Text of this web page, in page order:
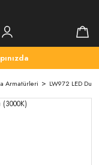
Armatürleri LW972 LED